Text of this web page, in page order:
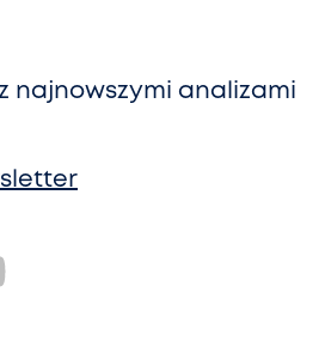
najnowszymi analizami